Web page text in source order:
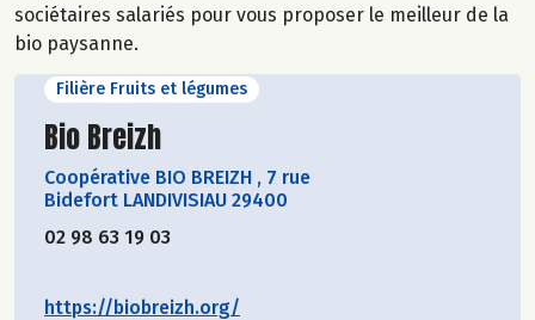
sociétaires salariés pour vous proposer le meilleur de la
bio paysanne.
Filière Fruits et légumes
Découvrir le producteur
Bio Breizh
Coopérative BIO BREIZH , 7 rue
Bidefort LANDIVISIAU 29400
02 98 63 19 03
https://biobreizh.org/